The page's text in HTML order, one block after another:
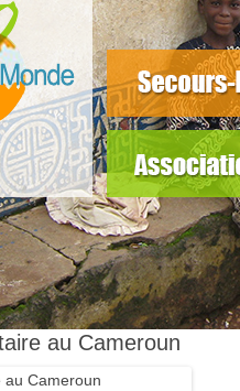
au Cameroun